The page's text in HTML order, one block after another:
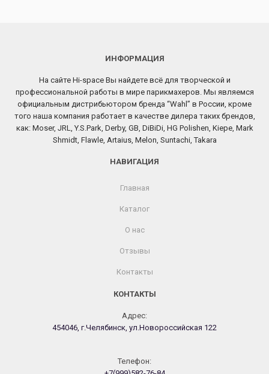
ИНФОРМАЦИЯ
На сайте Hi-space Вы найдете всё для творческой и
профессиональной работы в мире парикмахеров. Мы являемся
официальным дистрибьютором бренда “Wahl” в России, кроме
того наша компания работает в качестве дилера таких брендов,
как: Moser, JRL, Y.S.Park, Derby, GB, DiBiDi, HG Polishen, Kiepe, Mark
Shmidt, Flawle, Artaius, Melon, Suntachi, Takara
НАВИГАЦИЯ
Главная
Каталог
О нас
Отзывы
Контакты
КОНТАКТЫ
Адрес:
454046, г.Челябинск, ул.Новороссийская 122
Телефон: